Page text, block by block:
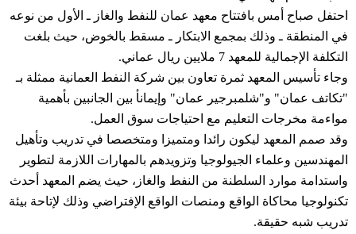
احتفل صباح أمس بافتتاح معهد عمان للنفط والغاز ـ الأول من نوعه
في المنطقة ـ وذلك بمجمع الابتكار ـ مسقط بالخوض، حيث بلغت
التكلفة الإجمالية للمعهد 7 ملايين ريال عماني.
وجاء تأسيس المعهد ثمرة تعاون بين شركة النفط العمانية ممثلة بـ
"تكاتف عمان" و"شلمبرجير عمان" وإيمانأ بين الجانبين بأهمية
مواءمة مخرجات التعليم مع احتياجات سوق العمل.
وقد صمم المعهد ليكون رائدا ومتميزا ومتخصصا في تدريب وتأهيل
المهندسين وعلماء الجيولوجيا وتزويدهم بالمهارات اللازمة لتطوير
واستدامة موارد السلطنة من النفط والغاز، حيث يضم المعهد أحدث
تكنولوجيا محاكاة الواقع ومنصات الواقع الإفتراضي وذلك لإتاحة بيئة
تدريب شبه حقيقة.